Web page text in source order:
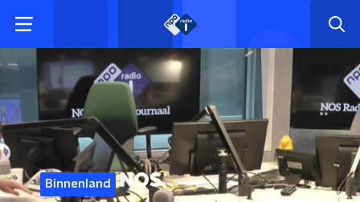
Binnenland